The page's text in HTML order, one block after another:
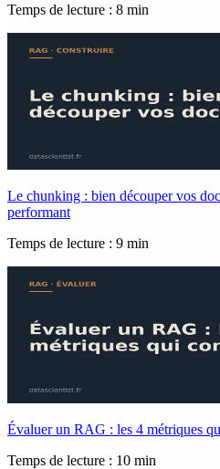
Temps de lecture : 8 min
Le chunking : bien découper vos
performant
Temps de lecture : 9 min
Évaluer un RAG : les 4 métriques
Temps de lecture : 10 min